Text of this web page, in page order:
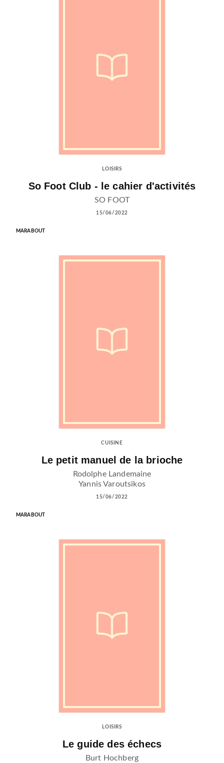
LOISIRS
So Foot Club - le cahier d'activités
SO FOOT
15/06/2022
MARABOUT
CUISINE
Le petit manuel de la brioche
Rodolphe Landemaine
Yannis Varoutsikos
15/06/2022
MARABOUT
LOISIRS
Le guide des échecs
Burt Hochberg